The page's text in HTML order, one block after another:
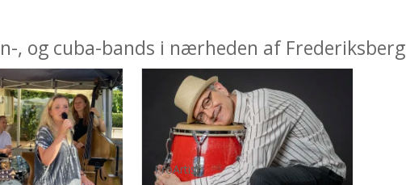
, og cuba-bands i nærheden af Frederiksberg
ProArtist